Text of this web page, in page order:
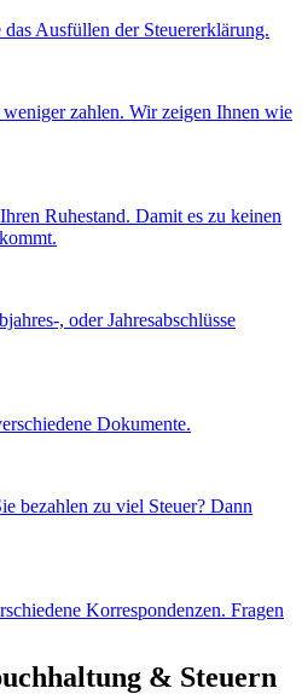
Ausfüllen der Steuererklärung.
zahlen. Wir zeigen Ihnen wie
Ruhestand. Damit es zu keinen
, oder Jahresabschlüsse
Dokumente.
bezahlen zu viel Steuer? Dann
Korrespondenzen. Fragen
& Steuern